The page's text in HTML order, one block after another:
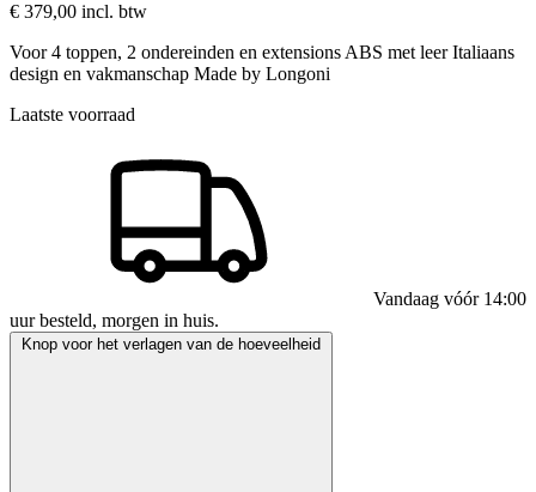
€ 379,00 incl. btw
Voor 4 toppen, 2 ondereinden en extensions ABS met leer Italiaans
design en vakmanschap Made by Longoni
Laatste voorraad
Vandaag vóór 14:00
uur besteld, morgen in huis.
Knop voor het verlagen van de hoeveelheid